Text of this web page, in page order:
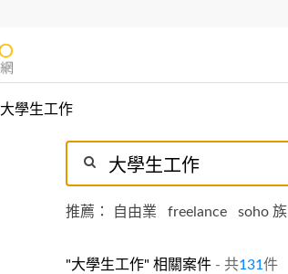
大學生工作
推薦： 自由業 freelance soho 族
"大學生工作" 相關案件- 共131 件